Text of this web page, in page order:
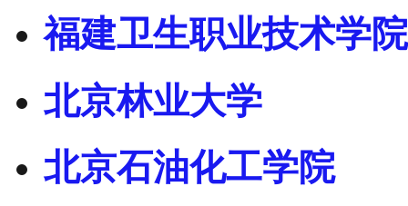
福建卫生职业技术学院
北京林业大学
北京石油化工学院